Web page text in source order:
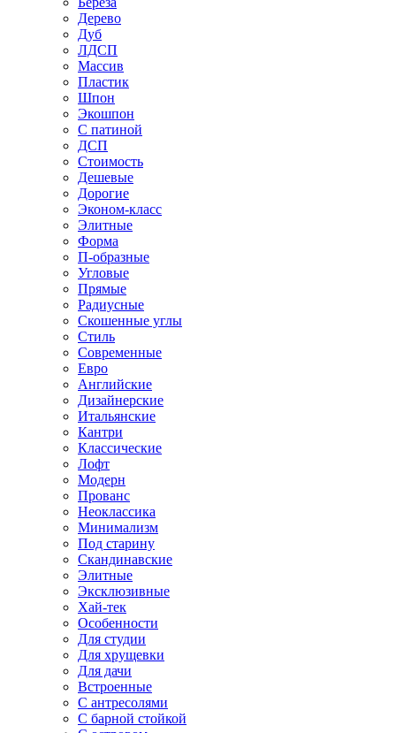
Дерево
Дуб
ЛДСП
Массив
Пластик
Шпон
Экошпон
С патиной
ДСП
Стоимость
Дешевые
Дорогие
Эконом-класс
Элитные
Форма
П-образные
Угловые
Прямые
Радиусные
Скошенные углы
Стиль
Современные
Евро
Английские
Дизайнерские
Итальянские
Кантри
Классические
Лофт
Модерн
Прованс
Неоклассика
Минимализм
Под старину
Скандинавские
Элитные
Эксклюзивные
Хай-тек
Особенности
Для студии
Для хрущевки
Для дачи
Встроенные
С антресолями
С барной стойкой